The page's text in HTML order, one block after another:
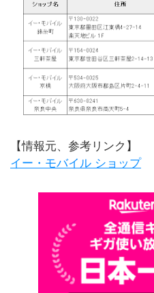
【情報元、参考リンク】
イー・モバイル ショップ